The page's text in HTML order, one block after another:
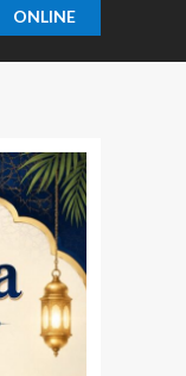
ONLINE